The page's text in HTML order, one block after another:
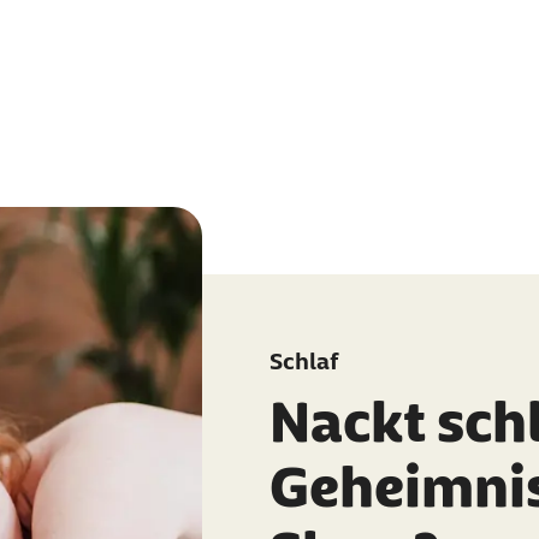
Schlaf
Nackt